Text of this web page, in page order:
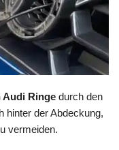
Audi Ringe durch den
hinter der Abdeckung,
vermeiden.